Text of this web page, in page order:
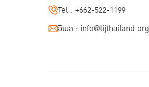
Tel : +662-522-1199
อีเมล : info@tijthailand.org